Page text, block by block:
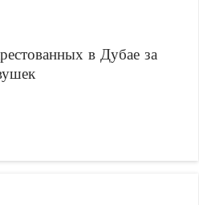
в Дубае за